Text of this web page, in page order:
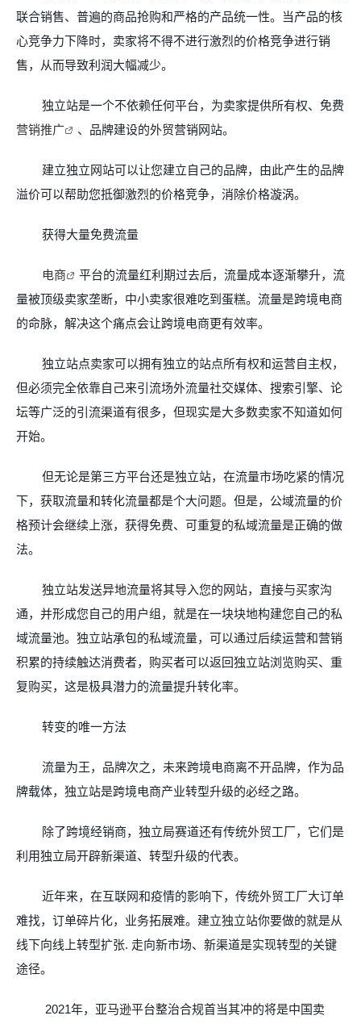
联合销售、普遍的商品抢购和严格的产品统一性。当产品的核
心竞争力下降时，卖家将不得不进行激烈的价格竞争进行销
售，从而导致利润大幅减少。
独立站是一个不依赖任何平台，为卖家提供所有权、免费
营销推广
、品牌建设的外贸营销网站。
建立独立网站可以让您建立自己的品牌，由此产生的品牌
溢价可以帮助您抵御激烈的价格竞争，消除价格漩涡。
获得大量免费流量
电商
平台的流量红利期过去后，流量成本逐渐攀升，流
量被顶级卖家垄断，中小卖家很难吃到蛋糕。流量是跨境电商
的命脉，解决这个痛点会让跨境电商更有效率。
独立站点卖家可以拥有独立的站点所有权和运营自主权，
但必须完全依靠自己来引流场外流量社交媒体、搜索引擎、论
坛等广泛的引流渠道有很多，但现实是大多数卖家不知道如何
开始。
但无论是第三方平台还是独立站，在流量市场吃紧的情况
下，获取流量和转化流量都是个大问题。但是，公域流量的价
格预计会继续上涨，获得免费、可重复的私域流量是正确的做
法。
独立站发送异地流量将其导入您的网站，直接与买家沟
通，并形成您自己的用户组，就是在一块块地构建您自己的私
域流量池。独立站承包的私域流量，可以通过后续运营和营销
积累的持续触达消费者，购买者可以返回独立站浏览购买、重
复购买，这是极具潜力的流量提升转化率。
转变的唯一方法
流量为王，品牌次之，未来跨境电商离不开品牌，作为品
牌载体，独立站是跨境电商产业转型升级的必经之路。
除了跨境经销商，独立局赛道还有传统外贸工厂，它们是
利用独立局开辟新渠道、转型升级的代表。
近年来，在互联网和疫情的影响下，传统外贸工厂大订单
难找，订单碎片化，业务拓展难。建立独立站你要做的就是从
线下向线上转型扩张. 走向新市场、新渠道是实现转型的关键
途径。
2021年，亚马逊平台整治合规首当其冲的将是中国卖